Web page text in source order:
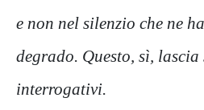
e non nel silenzio che ne
degrado. Questo, sì,
interrogativi.